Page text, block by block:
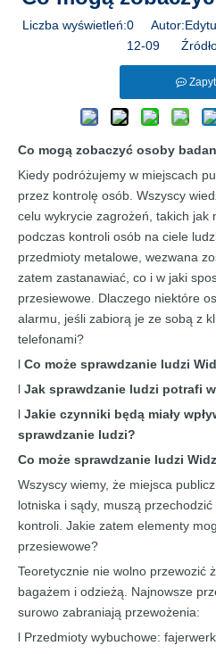
Liczba wyświetleń:0Autor:Edytuj
12-09
Co mogą zobaczyć osoby
Kiedy podróżujemy w miejscach
przez kontrolę osób. Wszyscy
celu wykrycie zagrożeń, takich jak
podczas kontroli osób na ciele
przedmioty metalowe, wezwana
zatem zastanawiać, co i w jaki
przesiewowe. Dlaczego niektóre
alarmu, jeśli zabiorą je ze sobą z
telefonami?
l Co może sprawdzanie ludzi
l Jak sprawdzanie ludzi potrafi
l Jakie czynniki będą miały
sprawdzanie ludzi?
Co może sprawdzanie ludzi
Wszyscy wiemy, że miejsca
lotniska i sądy, muszą
kontroli. Jakie zatem elementy
przesiewowe?
Teoretycznie nie wolno przewozić
bagażem i odzieżą. Najnowsze
surowo zabraniają przewożenia:
l Przedmioty wybuchowe: